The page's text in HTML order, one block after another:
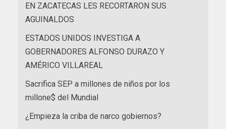
EN ZACATECAS LES RECORTARON SUS
AGUINALDOS
ESTADOS UNIDOS INVESTIGA A
GOBERNADORES ALFONSO DURAZO Y
AMÉRICO VILLAREAL
Sacrifica SEP a millones de niños por los
millone$ del Mundial
¿Empieza la criba de narco gobiernos?